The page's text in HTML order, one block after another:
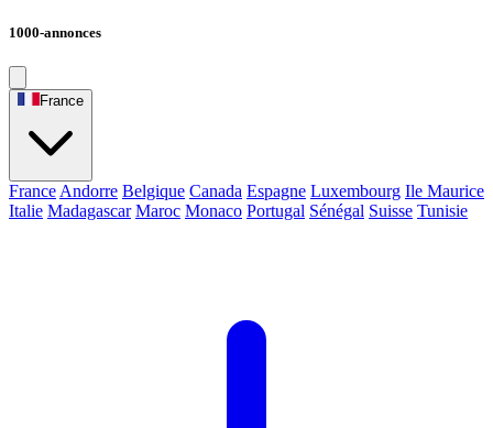
1000-annonces
France
France Andorre Belgique Canada Espagne Luxembourg Ile Maurice
Italie Madagascar Maroc Monaco Portugal Sénégal Suisse Tunisie